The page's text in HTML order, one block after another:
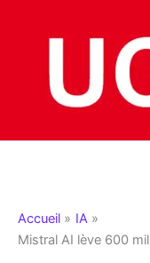
Accueil
IA
Mistral AI lève 600